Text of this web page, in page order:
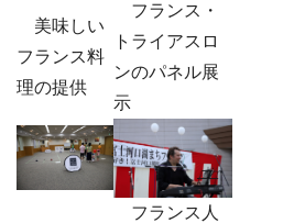
美味しい
フランス料
理の提供
フランス・
トライアスロ
ンのパネル展
示
フランス人